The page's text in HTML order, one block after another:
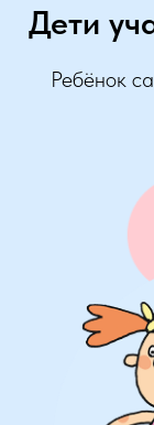
Дети
Ребёнок